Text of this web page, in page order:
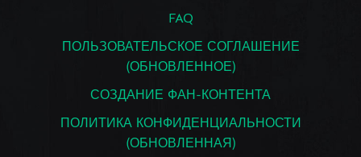
FAQ
ПОЛЬЗОВАТЕЛЬСКОЕ СОГЛАШЕНИЕ
(ОБНОВЛЕННОЕ)
СОЗДАНИЕ ФАН-КОНТЕНТА
ПОЛИТИКА КОНФИДЕНЦИАЛЬНОСТИ
(ОБНОВЛЕННАЯ)